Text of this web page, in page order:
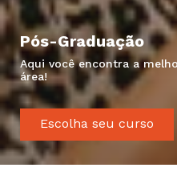
Pós-Graduação
Aqui você encontra a
área!
Escolha seu curso